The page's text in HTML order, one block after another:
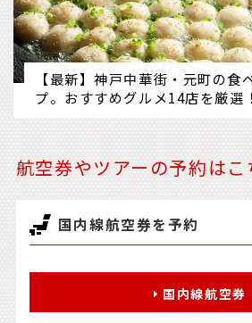
【最新】神戸中華街・元町の食
プ。おすすめグルメ14店を厳選！
航空券やツアーの予約はこ
国内線航空券を予約
国内線航空券